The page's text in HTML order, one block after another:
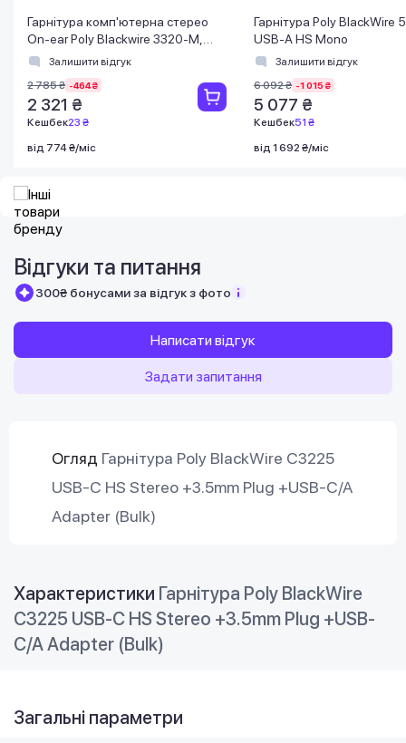
Гарнітура комп'ютерна стерео
On-ear Poly Blackwire 3320-M,
USB-A, USB-C, всеспрямований,
Залишити відгук
2 785 ₴ -464 ₴
2 321 ₴
Кешбек23 ₴
від 774 ₴/міс
Гарнітура Poly BlackWire
USB-A HS Mono
Залишити відгук
6 092 ₴ -1 015 ₴
5 077 ₴
Кешбек51 ₴
від 1 692 ₴/міс
Відгуки та питання
300₴ бонусами за відгук з фото
Написати відгук
Задати запитання
Огляд Гарнітура Poly BlackWire C3225
USB-C HS Stereo +3.5mm Plug +USB-C/A
Adapter (Bulk)
Характеристики Гарнітура Poly BlackWire
C3225 USB-C HS Stereo +3.5mm Plug +USB-
C/A Adapter (Bulk)
Загальні параметри